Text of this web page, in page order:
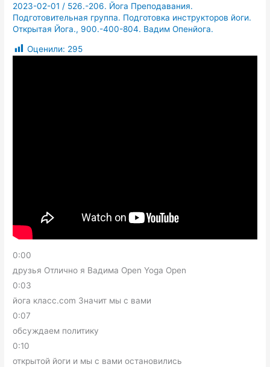
2023-02-01 / 526.-206. Йога Преподавания.
Подготовительная группа. Подготовка инструкторов йоги.
Открытая Йога., 900.-400-804. Вадим Опенйога.
Оценили: 295
0:00
друзья Отлично я Вадима Open Yoga Open
0:03
йога класс.com Значит мы с вами
0:07
обсуждаем политику
0:10
открытой йоги и мы с вами остановились